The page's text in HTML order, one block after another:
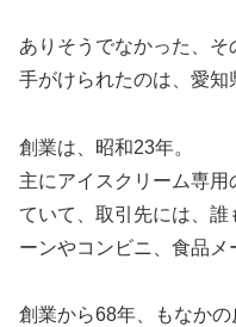
ありそうでなかった、そ
手がけられたのは、愛知
創業は、昭和23年。
主にアイスクリーム専
ていて、取引先には、
ーンやコンビニ、食品メ
創業から68年、もなか